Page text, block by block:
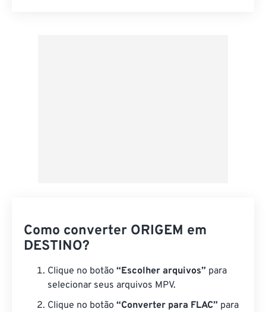
Como converter ORIGEM em
DESTINO?
Clique no botão “Escolher arquivos” para
selecionar seus arquivos MPV.
Clique no botão “Converter para FLAC” para